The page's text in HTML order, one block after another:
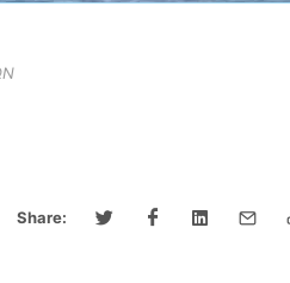
Share: